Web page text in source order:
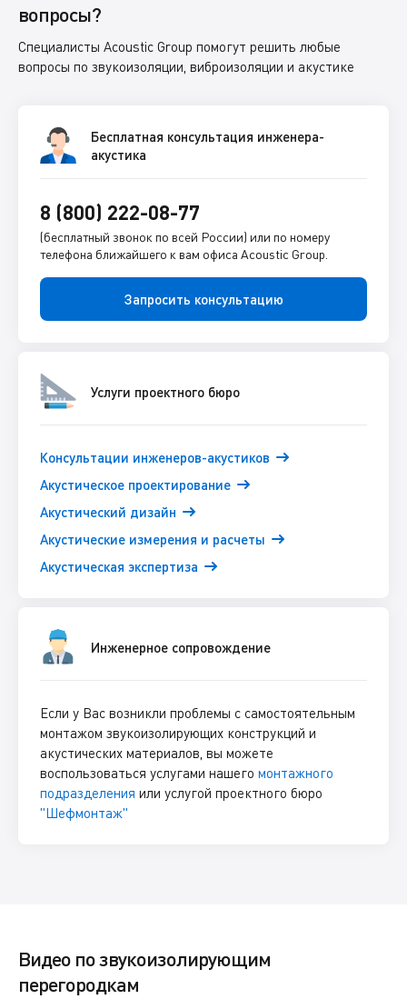
вопросы?
Специалисты Acoustic Group помогут решить любые
вопросы по звукоизоляции, виброизоляции и акустике
Бесплатная консультация инженера-
акустика
8 (800) 222-08-77
(бесплатный звонок по всей России) или по номеру
телефона ближайшего к вам офиса Acoustic Group.
Запросить консультацию
Услуги проектного бюро
Консультации инженеров-акустиков
Акустическое проектирование
Акустический дизайн
Акустические измерения и расчеты
Акустическая экспертиза
Инженерное сопровождение
Если у Вас возникли проблемы с самостоятельным
монтажом звукоизолирующих конструкций и
акустических материалов, вы можете
воспользоваться услугами нашего монтажного
подразделения или услугой проектного бюро
"Шефмонтаж"
Видео по звукоизолирующим
перегородкам